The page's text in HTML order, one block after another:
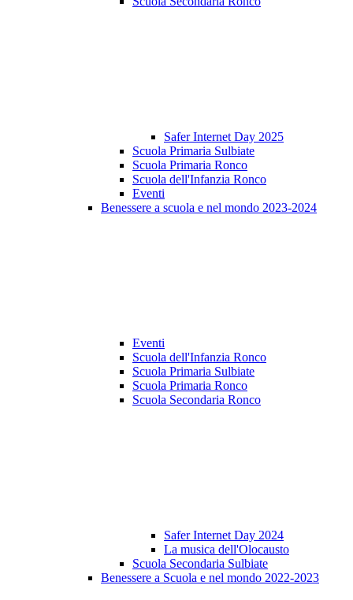
Safer Internet Day 2025
Scuola Primaria Sulbiate
Scuola Primaria Ronco
Scuola dell'Infanzia Ronco
Eventi
Benessere a scuola e nel mondo 2023-2024
Eventi
Scuola dell'Infanzia Ronco
Scuola Primaria Sulbiate
Scuola Primaria Ronco
Scuola Secondaria Ronco
Safer Internet Day 2024
La musica dell'Olocausto
Scuola Secondaria Sulbiate
Benessere a Scuola e nel mondo 2022-2023